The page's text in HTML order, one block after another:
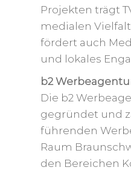
Projekten trägt
medialen
fördert auch
und lokales
b2
Die b2
gegründet und
führenden
Raum
den Bereichen